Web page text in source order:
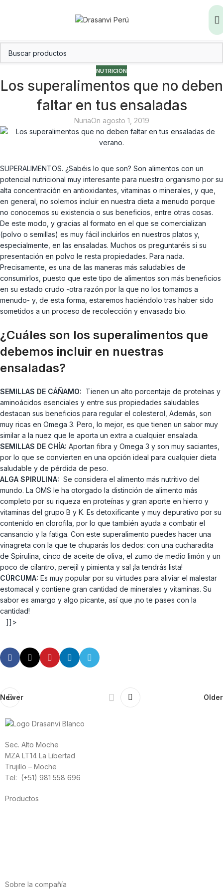
NUTRICIÓN
Los superalimentos que no deben
faltar en tus ensaladas
NuriaOn agosto 1, 2019
SUPERALIMENTOS. ¿Sabéis lo que son? Son alimentos con un
potencial nutricional muy interesante para nuestro organismo por su
alta concentración en antioxidantes, vitaminas o minerales, y que,
en general, no solemos incluir en nuestra dieta a menudo porque
no conocemos su existencia o sus beneficios, entre otras cosas.
De este modo, y gracias al formato en el que se comercializan
(polvo o semillas) es muy fácil incluirlos en nuestros platos y,
especialmente, en las ensaladas. Muchos os preguntaréis si su
presentación en polvo le resta propiedades. Para nada.
Precisamente, es una de las maneras más saludables de
consumirlos, puesto que este tipo de alimentos son más beneficios
en su estado crudo -otra razón por la que no los tomamos a
menudo- y, de esta forma, estaremos haciéndolo tras haber sido
sometidos a un proceso de recolección y envasado bio.
¿Cuáles son los superalimentos que
debemos incluir en nuestras
ensaladas?
SEMILLAS DE CÁÑAMO: Tienen un alto porcentaje de proteínas y
aminoácidos esenciales y entre sus propiedades saludables
destacan sus beneficios para regular el colesterol, Además, son
muy ricas en Omega 3. Pero, lo mejor, es que tienen un sabor muy
similar a la nuez que le aporta un extra a cualquier ensalada.
SEMILLAS DE CHÍA: Aportan fibra y Omega 3 y son muy saciantes,
por lo que se convierten en una opción ideal para cualquier dieta
saludable y de pérdida de peso.
ALGA SPIRULINA: Se considera el alimento más nutritivo del
mundo. La OMS le ha otorgado la distinción de alimento más
completo por su riqueza en proteínas y gran aporte en hierro y
vitaminas del grupo B y K. Es detoxificante y muy depurativo por su
contenido en clorofila, por lo que también ayuda a combatir el
cansancio y la fatiga. Con este superalimento puedes hacer una
vinagreta con la que te chuparás los dedos: con una cucharadita
de Spirulina, cinco de aceite de oliva, el zumo de medio limón y un
poco de cilantro, perejil y pimienta y sal ¡la tendrás lista!
CÚRCUMA: Es muy popular por su virtudes para aliviar el malestar
estomacal y contiene gran cantidad de minerales y vitaminas. Su
sabor es amargo y algo picante, así que ¡no te pases con la
cantidad!
]]>
Newer Older
Sec. Alto Moche
MZA LT14 La Libertad
Trujillo – Moche
Tel: (+51) 981 558 696
Productos
Sobre la compañía